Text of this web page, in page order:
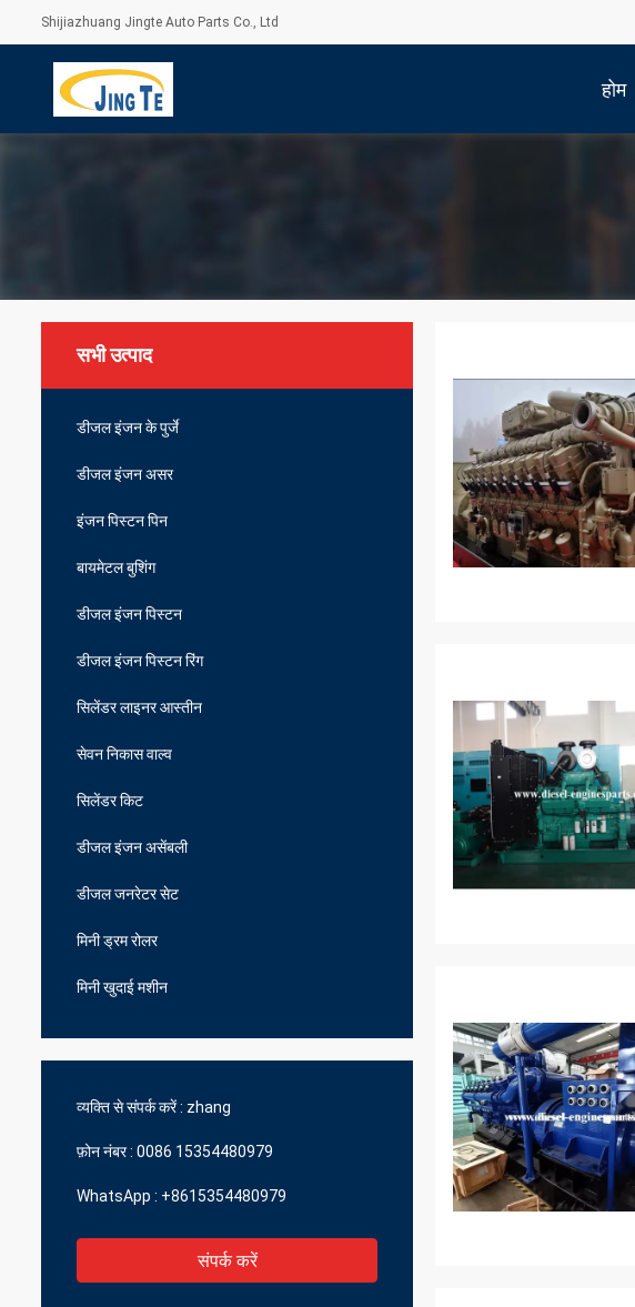
Shijiazhuang Jingte Auto Parts Co., Ltd
होम
सभी उत्पाद
डीजल इंजन के पुर्जे
डीजल इंजन असर
इंजन पिस्टन पिन
बायमेटल बुशिंग
डीजल इंजन पिस्टन
डीजल इंजन पिस्टन रिंग
सिलेंडर लाइनर आस्तीन
सेवन निकास वाल्व
सिलेंडर किट
डीजल इंजन असेंबली
डीजल जनरेटर सेट
मिनी ड्रम रोलर
मिनी खुदाई मशीन
व्यक्ति से संपर्क करें : zhang
फ़ोन नंबर : 0086 15354480979
WhatsApp : +8615354480979
संपर्क करें